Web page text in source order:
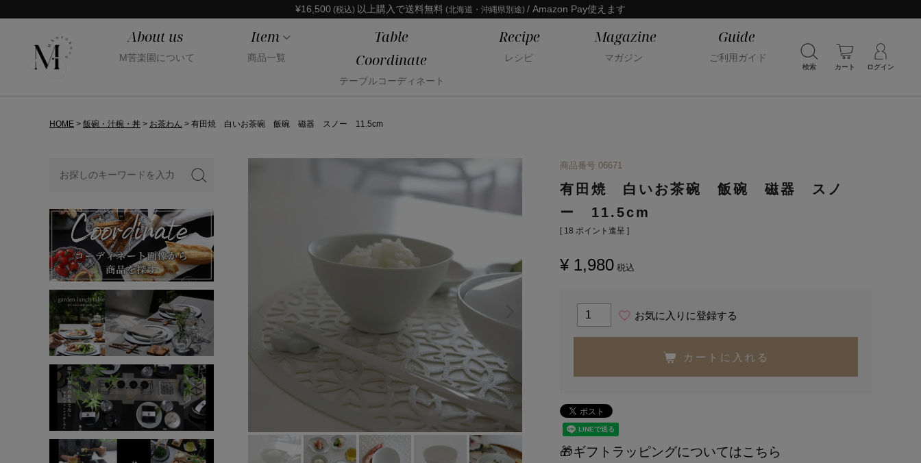
¥16,500 (税込) 以上購入で送料無料 (北海道・沖縄県別途) / Amazon Pay使えます
About us
M苦楽園について
Item
商品一覧
Table
Coordinate
テーブルコーディネート
Recipe
レシピ
Magazine
マガジン
Guide
ご利用ガイド
検索 カート ログイン
HOME 飯碗・汁椀・丼 お茶わん 有田焼 白いお茶碗 飯碗 磁器 スノー 11.5cm
商品番号 06671
有田焼 白いお茶碗 飯碗 磁器 スノ
ー 11.5cm
[ 18 ポイント進呈 ]
¥ 1,980 税込
お気に入りに登録する
カートに入れる
🎁ギフトラッピングについてはこちら